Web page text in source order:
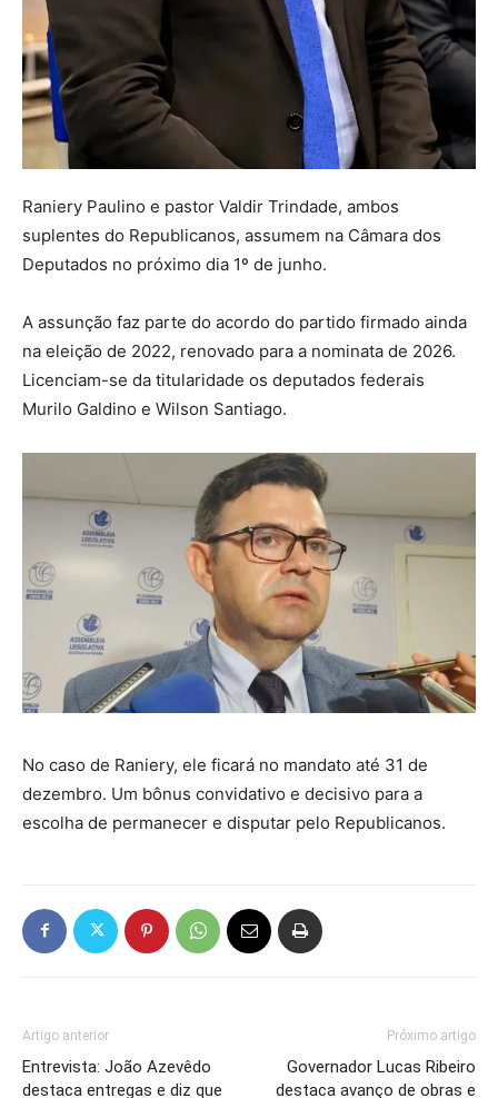
Raniery Paulino e pastor Valdir Trindade, ambos
suplentes do Republicanos, assumem na Câmara dos
Deputados no próximo dia 1º de junho.
A assunção faz parte do acordo do partido firmado ainda
na eleição de 2022, renovado para a nominata de 2026.
Licenciam-se da titularidade os deputados federais
Murilo Galdino e Wilson Santiago.
No caso de Raniery, ele ficará no mandato até 31 de
dezembro. Um bônus convidativo e decisivo para a
escolha de permanecer e disputar pelo Republicanos.
Artigo anterior
Entrevista: João Azevêdo
destaca entregas e diz que
Próximo artigo
Governador Lucas Ribeiro
destaca avanço de obras e